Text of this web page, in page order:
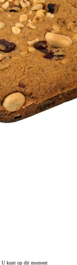
U kunt op dit moment